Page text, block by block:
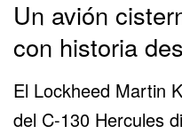
Un avión
con historia
El Lockheed Martin
del C-130 Hercules